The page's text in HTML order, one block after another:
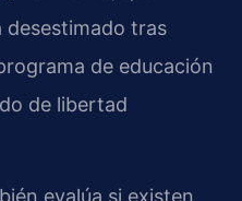
desestimado tras
de educación
de libertad
evalúa si existen